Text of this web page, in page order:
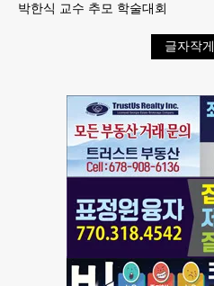
박한식 교수 추모 학술대회
글자작게